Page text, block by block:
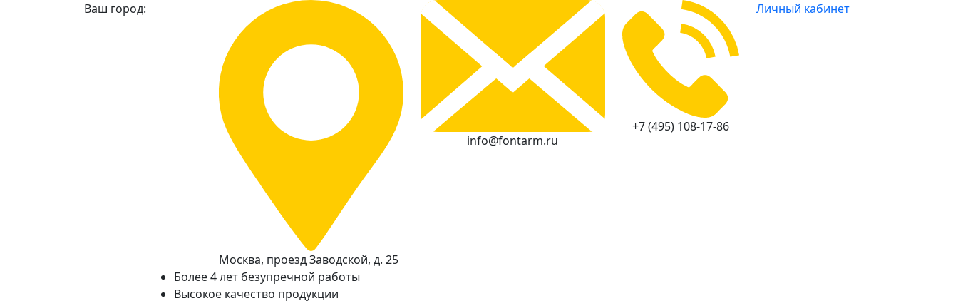
Ваш город:
Москва, проезд Заводской, д. 25
info@fontarm.ru
+7 (495) 108-17-86
Личный кабинет
Более 4 лет безупречной работы
Высокое качество продукции